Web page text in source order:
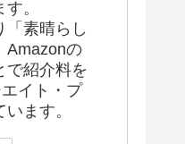
。
「素晴らし
Amazonの
で紹介料を
イト・プ
ます。